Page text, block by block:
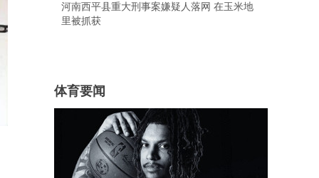
河南西平县重大刑事案嫌疑人落网 在玉米地
里被抓获
体育要闻